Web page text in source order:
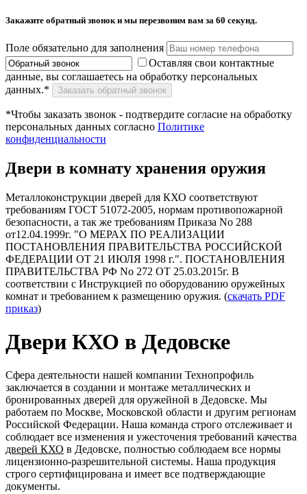
Закажите обратный звонок и мы перезвоним вам за 60 секунд.
Поле обязательно для заполнения
Оставляя свои контактные
данные, вы соглашаетесь на обработку персональных
данных.*
Заказать обратный звонок
*Чтобы заказать звонок - подтвердите согласие на обработку
персональных данных согласно Политике
конфиденциальности
Двери в комнату хранения оружия
Металлоконструкции дверей для КХО соответствуют
требованиям ГОСТ 51072-2005, нормам противопожарной
безопасности, а так же требованиям Приказа No 288
от12.04.1999г. "О МЕРАХ ПО РЕАЛИЗАЦИИ
ПОСТАНОВЛЕНИЯ ПРАВИТЕЛЬСТВА РОССИЙСКОЙ
ФЕДЕРАЦИИ ОТ 21 ИЮЛЯ 1998 г.". ПОСТАНОВЛЕНИЯ
ПРАВИТЕЛЬСТВА РФ No 272 ОТ 25.03.2015г. В
соответствии с Инструкцией по оборудованию оружейных
комнат и требованием к размещению оружия. (скачать PDF
приказ)
Двери КХО в Дедовске
Сфера деятельности нашей компании Технопрофиль
заключается в создании и монтаже металлических и
бронированных дверей для оружейной в Дедовске. Мы
работаем по Москве, Московской области и другим регионам
Российской Федерации. Наша команда строго отслеживает и
соблюдает все изменения и ужесточения требований качества
дверей КХО в Дедовске, полностью соблюдаем все нормы
лицензионно-разрешительной системы. Наша продукция
строго сертифицирована и имеет все подтверждающие
документы.